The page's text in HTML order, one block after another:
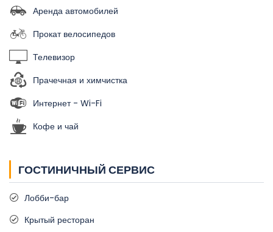
Аренда автомобилей
Прокат велосипедов
Телевизор
Прачечная и химчистка
Интернет - Wi-Fi
Кофе и чай
ГОСТИНИЧНЫЙ СЕРВИС
Лобби-бар
Крытый ресторан